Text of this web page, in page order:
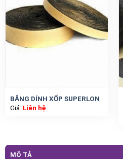
BĂNG DÍNH XỐP SUPERLON
Giá: Liên hệ
MÔ TẢ